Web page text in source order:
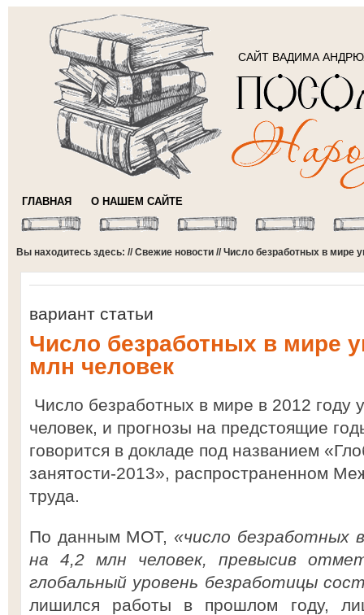
САЙТ ВАДИМА
ГЛАВНАЯ О НАШЕМ САЙТЕ
Вы находитесь здесь: //Свежие новости // Число безработных в мире
вариант статьи
Число безработных в мире
млн человек
Число безработных в мире в 2012 году
человек, и прогнозы на предстоящие
говорится в докладе под названием
занятости-2013», распространенном
труда.
По данным МОТ,«число безработных
на 4,2 млн человек, превысив
глобальный уровень безработицы
лишился работы в прошлом году,